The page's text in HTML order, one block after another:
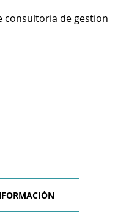
consultoria de gestion